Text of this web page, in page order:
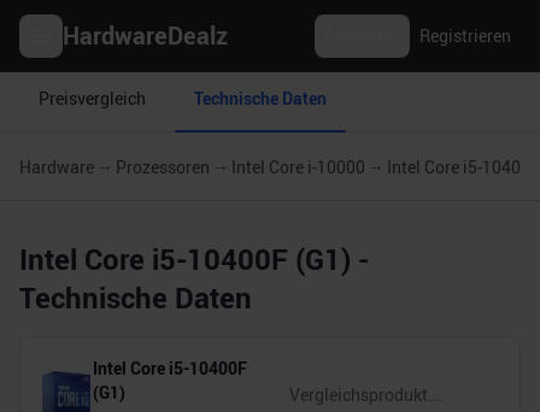
HardwareDealz Registrieren
Preisvergleich Technische Daten
Hardware Prozessoren Intel Core i-10000 Intel Core i5-
Intel Core i5-10400F (G1) -
Technische Daten
Intel Core i5-10400F
(G1)